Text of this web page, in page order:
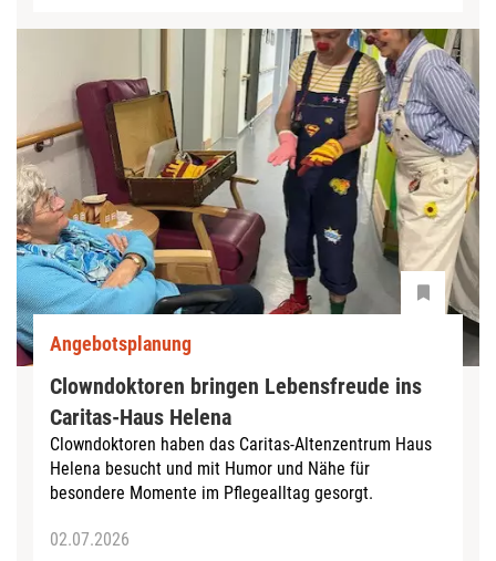
Angebotsplanung
Clowndoktoren bringen Lebensfreude ins
Caritas‑Haus Helena
Clowndoktoren haben das Caritas‑Altenzentrum Haus
Helena besucht und mit Humor und Nähe für
besondere Momente im Pflegealltag gesorgt.
02.07.2026